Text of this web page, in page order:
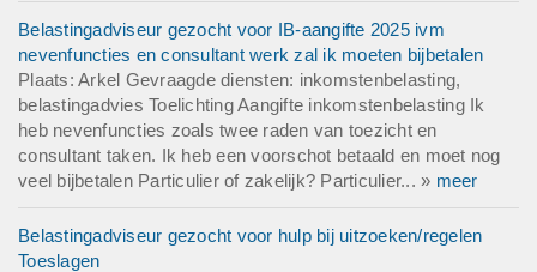
Belastingadviseur gezocht voor IB-aangifte 2025 ivm
nevenfuncties en consultant werk zal ik moeten bijbetalen
Plaats: Arkel Gevraagde diensten: inkomstenbelasting,
belastingadvies Toelichting Aangifte inkomstenbelasting Ik
heb nevenfuncties zoals twee raden van toezicht en
consultant taken. Ik heb een voorschot betaald en moet nog
veel bijbetalen Particulier of zakelijk? Particulier... » meer
Belastingadviseur gezocht voor hulp bij uitzoeken/regelen
Toeslagen